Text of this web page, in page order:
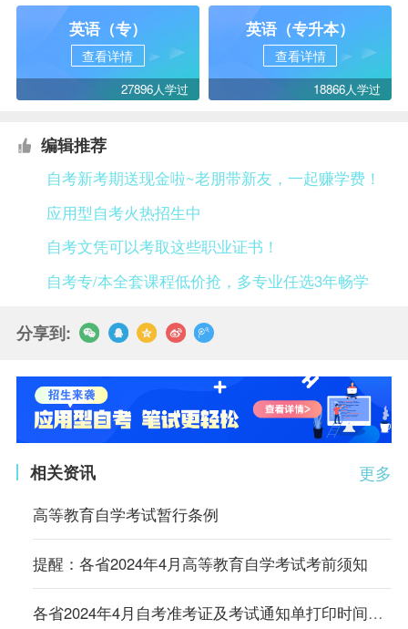
英语（专）
查看详情
27896人学过
英语（专升本）
查看详情
18866人学过
编辑推荐
自考新考期送现金啦~老朋带新友，一起赚学费！
应用型自考火热招生中
自考文凭可以考取这些职业证书！
自考专/本全套课程低价抢，多专业任选3年畅学
分享到:
更多
相关资讯
高等教育自学考试暂行条例
提醒：各省2024年4月高等教育自学考试考前须知
各省2024年4月自考准考证及考试通知单打印时间及入口汇总